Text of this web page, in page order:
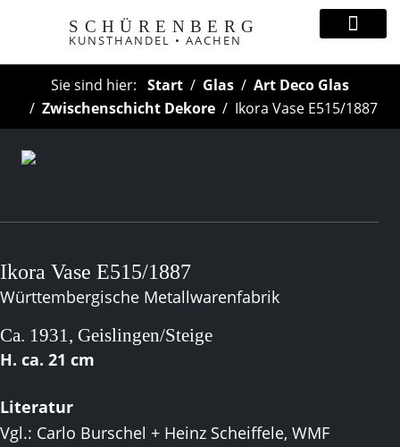
SCHÜRENBERG
KUNSTHANDEL • AACHEN
Sie sind hier: Start Glas
Art Deco Glas
Zwischenschicht Dekore
Ikora Vase E515/1887
Ikora Vase E515/1887
Württembergische Metallwarenfabrik
Ca. 1931, Geislingen/Steige
H. ca. 21 cm
Literatur
Vgl.: Carlo Burschel + Heinz Scheiffele, WMF